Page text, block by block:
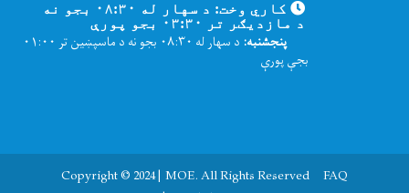
کاري وخت: د سهار له ۰۸:۳۰ بجو نه
د مازدیګر تر ۰۳:۳۰ بجو پورې
پنجشنبه:
د سهار له ۰۸:۳۰ بجو نه د ماسپښین تر ۰۱:۰۰
بجې پورې
Copyright © 2024 | MOE. All Rights Reserved FAQ